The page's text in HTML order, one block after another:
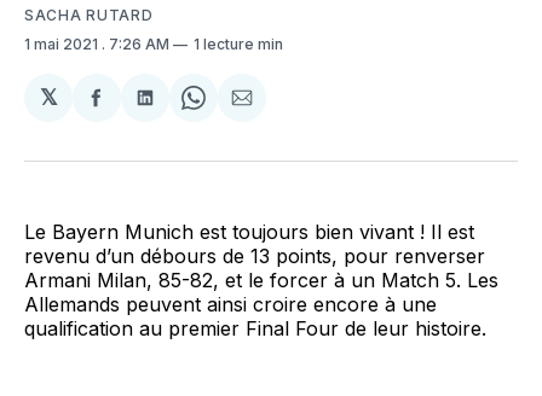
SACHA RUTARD
1 mai 2021 . 7:26 AM 1 lecture min
𝕏
Partager
Facebook
Partager
LinkedIn
Share
WhatsApp
Partager
Courriel
Le Bayern Munich est toujours bien vivant ! Il est
revenu d’un débours de 13 points, pour renverser
Armani Milan, 85-82, et le forcer à un Match 5. Les
Allemands peuvent ainsi croire encore à une
qualification au premier Final Four de leur histoire.